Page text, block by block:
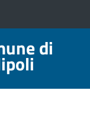
di